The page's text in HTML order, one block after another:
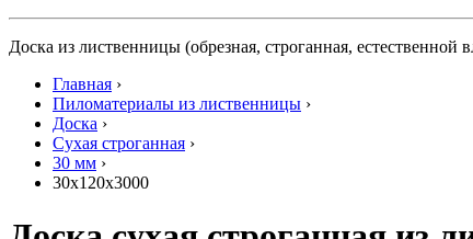
Доска из лиственницы (обрезная, строганная,
Главная ›
Пиломатериалы из лиственницы ›
Доска ›
Сухая строганная ›
30 мм ›
30х120х3000